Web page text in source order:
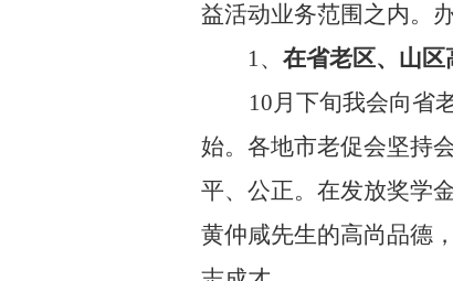
益活动业务范围之内。
1、在省老区、山区
10月下旬我会向省
始。 各地市老促会坚持
平、公正。在发放奖学
黄仲咸先生的高尚品德